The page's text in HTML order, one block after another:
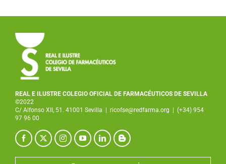
REAL E ILUSTRE COLEGIO OFICIAL DE FARMACÉUTICOS DE SEVILLA
©2022
C/ Alfonso XII, 51. 41001 Sevilla
ricofse@redfarma.org
(+34) 954
97 96 00